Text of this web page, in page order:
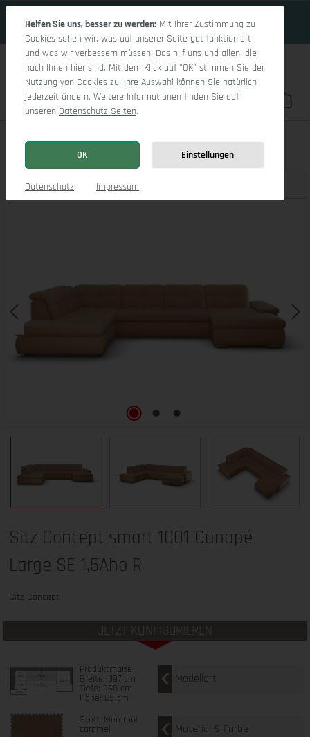
Du hast 0
Sitz Concept smart 1001 Canapé Large SE 1,5Aho R
Produktbilder
Sitz Concept smart 1001 Canapé
Large SE 1,5Aho R
Sitz Concept
JETZT KONFIGURIEREN
Produktmaße
Breite: 397 cm
Tiefe: 260 cm
Höhe: 85 cm
Modellart
Stoff: Mammut
caramel Material & Farbe
Helfen Sie uns, besser zu werden: Mit Ihrer Zustimmung zu
Cookies sehen wir, was auf unserer Seite gut funktioniert
und was wir verbessern müssen. Das hilf uns und allen, die
nach Ihnen hier sind. Mit dem Klick auf "OK" stimmen Sie der
Nutzung von Cookies zu. Ihre Auswahl können Sie natürlich
jederzeit ändern. Weitere Informationen finden Sie auf
unseren Datenschutz-Seiten.
OK Einstellungen
Datenschutz Impressum